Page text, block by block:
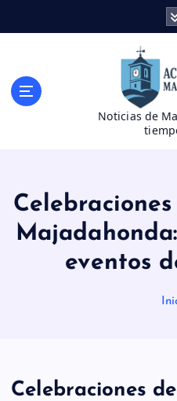
Noticias de
eventos
Celebraciones